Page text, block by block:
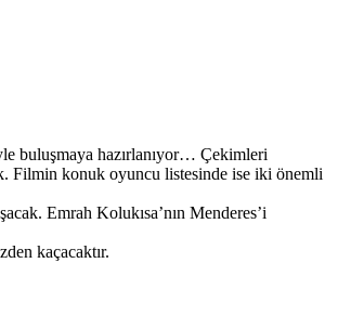
buluşmaya hazırlanıyor… Çekimleri
Filmin konuk oyuncu listesinde ise iki önemli
Emrah Kolukısa’nın Menderes’i
kaçacaktır.